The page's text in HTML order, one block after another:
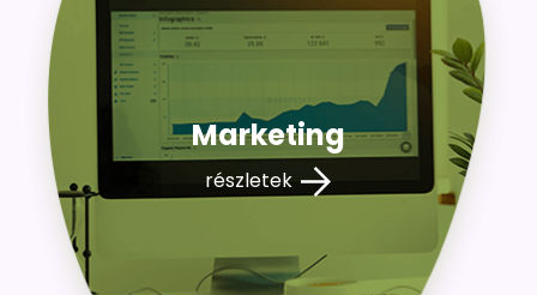
Marketing
részletek